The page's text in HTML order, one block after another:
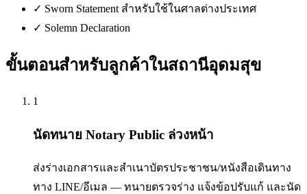
✓ Sworn Statement สำหรับใช้ในศาลต่างประเทศ
✓ Solemn Declaration
ขั้นตอนสำหรับลูกค้าในสถานีอุดมสุข
1
นัดทนาย Notary Public ล่วงหน้า
ส่งร่างเอกสารและสำเนาบัตรประชาชน/หนังสือเดินทาง
ทาง LINE/อีเมล — ทนายตรวจร่าง แจ้งข้อปรับแก้ และนัด